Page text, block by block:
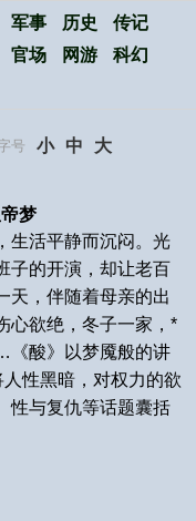
军事 历史
传记
官场 网游
科幻
号 小 中 大
梦
生活平静而沉闷。光
子的开演，却让老百
天，伴随着母亲的出
心欲绝，冬子一家，*
酸》以梦魇般的讲
性黑暗，对权力的欲
性与复仇等话题囊括